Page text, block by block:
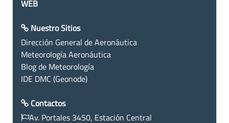
WEB
Nuestro Sitios
Dirección General de Aeronáutica
Meteorología Aeronáutica
Blog de Meteorología
IDE DMC (Geonode)
Contactos
Av. Portales 3450, Estación Central